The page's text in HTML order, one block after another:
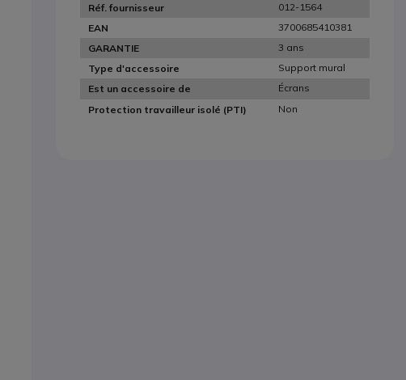
Réf. fournisseur
012-1564
EAN
3700685410381
GARANTIE
3 ans
Type d'accessoire
Support mural
Est un accessoire de
Écrans
Protection travailleur isolé (PTI)
Non